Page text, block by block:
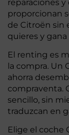
reparaciones
proporcionan
de Citroën sin
quieres y
El renting es
la compra. Un
ahorra
compraventa.
sencillo, sin
traduzcan en
Elige el